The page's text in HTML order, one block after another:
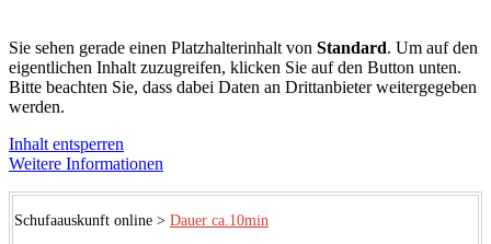
Sie sehen gerade einen Platzhalterinhalt von Standard. Um auf den
eigentlichen Inhalt zuzugreifen, klicken Sie auf den Button unten.
Bitte beachten Sie, dass dabei Daten an Drittanbieter weitergegeben
werden.
Inhalt entsperren
Weitere Informationen
Schufaauskunft online > Dauer ca.10min